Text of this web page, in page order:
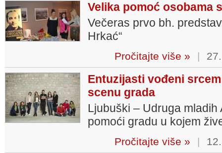
Velika pomoć osobama
Večeras prvo bh.
Hrkać“
Pročitajte više » |
Entuzijasti vođeni
scenu grada
Ljubuški – Udruga
pomoći gradu u kojem
Pročitajte više » |